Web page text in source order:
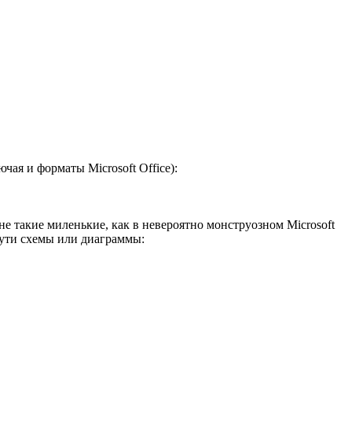
и форматы Microsoft Office):
такие миленькие, как в невероятно монструозном Microsoft
схемы или диаграммы: